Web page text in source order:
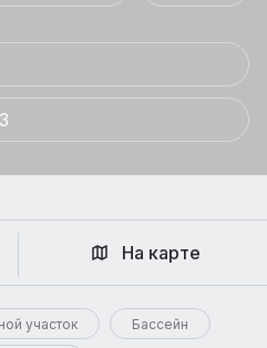
участок Бассейн
На карте